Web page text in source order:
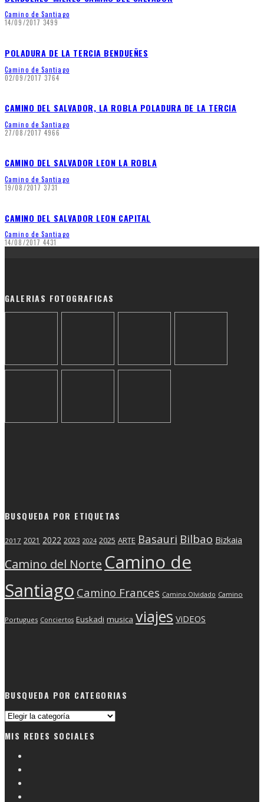
Camino de Santiago
14/09/2017 3499
POLADURA DE LA TERCIA BENDUEÑES
Camino de Santiago
02/09/2017 3764
CAMINO DEL SALVADOR, LA ROBLA POLADURA DE LA TERCIA
Camino de Santiago
27/08/2017 4966
CAMINO DEL SALVADOR LEON LA ROBLA
Camino de Santiago
19/08/2017 3731
CAMINO DEL SALVADOR LEON CAPITAL
Camino de Santiago
14/08/2017 4431
GALERIAS FOTOGRAFICAS
BUSQUEDA POR ETIQUETAS
2017 2021 2022 2023 2024 2025 ARTE Basauri Bilbao Bizkaia
Camino del Norte Camino de
Santiago Camino Frances Camino Olvidado Camino
Portugues Conciertos Euskadi musica viajes ViDEOS
BUSQUEDA POR CATEGORIAS
Busqueda
categorias
MIS REDES SOCIALES